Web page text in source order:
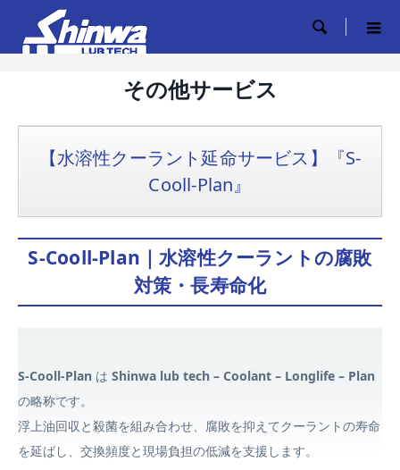

その他サービス
【水溶性クーラント延命サービス】『S-
Cooll-Plan』
S-Cooll-Plan｜水溶性クーラントの腐敗
対策・長寿命化
S-Cooll-Plan は Shinwa lub tech – Coolant – Longlife – Plan
の略称です。
浮上油回収と殺菌を組み合わせ、腐敗を抑えてクーラントの寿命
を延ばし、交換頻度と現場負担の低減を支援します。